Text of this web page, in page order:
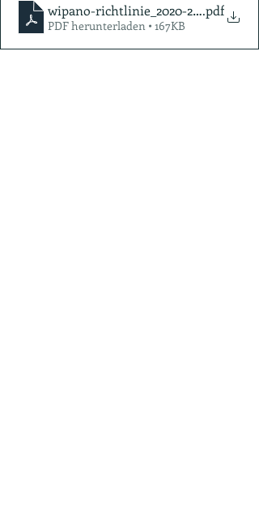
wipano-richtlinie_2020-2023.pdf
PDF herunterladen • 167KB